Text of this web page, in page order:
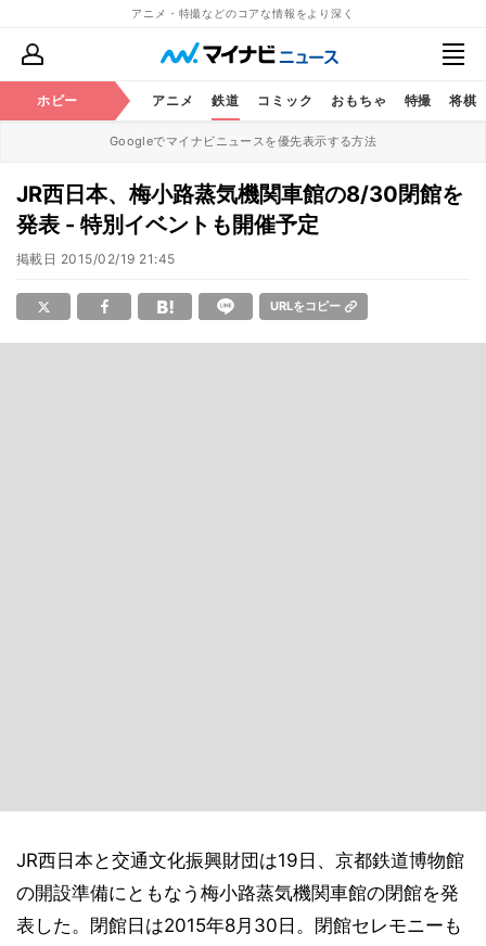
アニメ・特撮などのコアな情報をより深く
ホビー アニメ 鉄道 コミック おもちゃ 特撮 将棋
Googleでマイナビニュースを優先表示する方法
JR西日本、梅小路蒸気機関車館の8/30閉館を
発表 - 特別イベントも開催予定
掲載日 2015/02/19 21:45
URLをコピー
JR西日本と交通文化振興財団は19日、京都鉄道博物館
の開設準備にともなう梅小路蒸気機関車館の閉館を発
表した。閉館日は2015年8月30日。閉館セレモニーも